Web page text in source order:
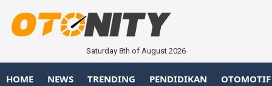
Saturday 8th of August 2026
HOME NEWS TRENDING PENDIDIKAN OTOMOTIF